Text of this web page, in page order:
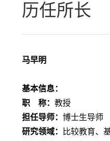
历任所长
马早明
基本信息：
职 称： 教授
担任导师： 博士生导师
研究领域：
比较教育、